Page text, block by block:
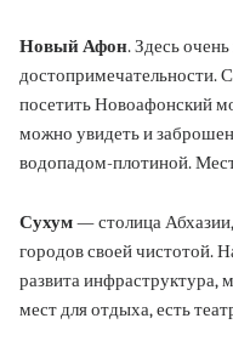
Новый Афон. Здесь
достопримечательности.
посетить Новоафонский
можно увидеть и
водопадом-плотиной.
Сухум— столица
городов своей чистотой.
развита инфраструктура,
мест для отдыха, есть